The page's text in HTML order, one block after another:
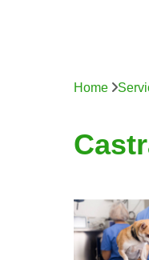
Home